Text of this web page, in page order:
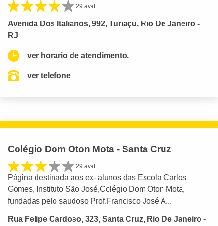
29 aval.
Avenida Dos Italianos, 992, Turiaçu, Rio De Janeiro -
RJ
ver horario de atendimento.
ver telefone
Colégio Dom Oton Mota - Santa Cruz
29 aval.
Página destinada aos ex- alunos das Escola Carlos
Gomes, Instituto São José,Colégio Dom Óton Mota,
fundadas pelo saudoso Prof.Francisco José A...
Rua Felipe Cardoso, 323, Santa Cruz, Rio De Janeiro -